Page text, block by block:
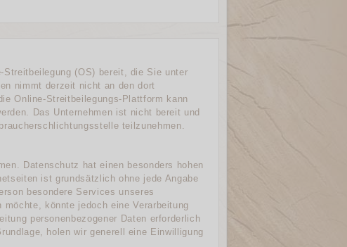
(OS) bereit, die Sie unter
nimmt derzeit nicht an den dort
Online-Streitbeilegungs-Plattform kann
Das Unternehmen ist nicht bereit und
teilzunehmen.
Datenschutz hat einen besonders hohen
ist grundsätzlich ohne jede Angabe
besondere Services unseres
könnte jedoch eine Verarbeitung
personenbezogener Daten erforderlich
holen wir generell eine Einwilligung